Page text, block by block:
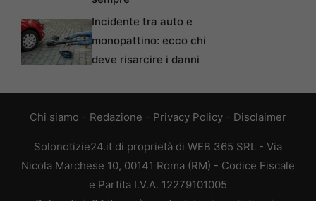
Incidente tra auto e
monopattino: ecco chi
deve risarcire i danni
Chi siamo - Redazione - Privacy Policy - Disclaimer
Solonotizie24.it di proprietà di WEB 365 SRL - Via
Nicola Marchese 10, 00141 Roma (RM) - Codice Fiscale
e Partita I.V.A. 12279101005